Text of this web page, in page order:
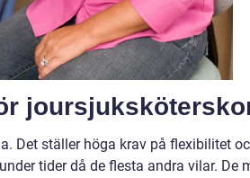
Det ställer höga krav på flexibilitet
tider då de flesta andra vilar. De